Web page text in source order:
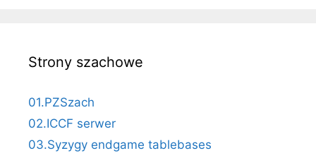
Strony szachowe
01.PZSzach
02.ICCF serwer
03.Syzygy endgame tablebases